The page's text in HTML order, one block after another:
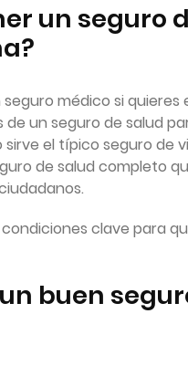
un seguro
médico si
de un seguro de salud
el típico seguro de
de salud completo
clave para
buen